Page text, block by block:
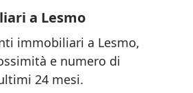
a Lesmo
immobiliari a Lesmo,
e numero di
24 mesi.